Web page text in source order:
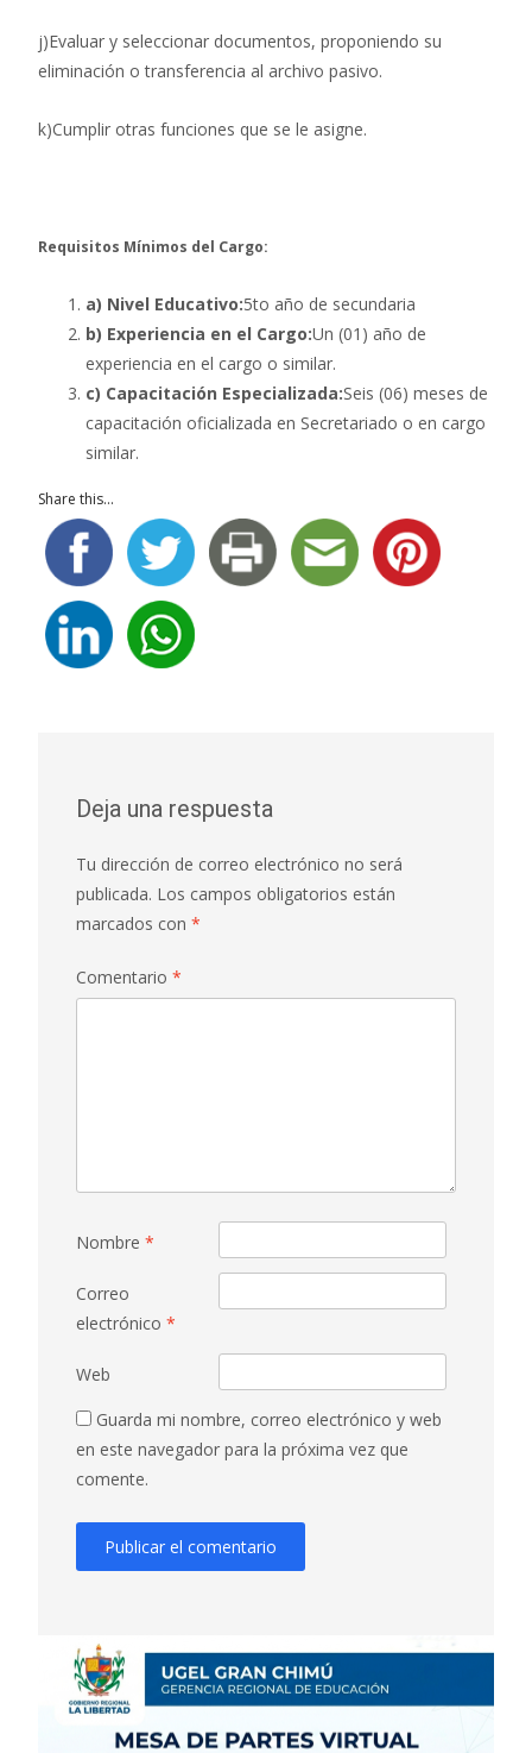
j)Evaluar y seleccionar documentos, proponiendo su
eliminación o transferencia al archivo pasivo.
k)Cumplir otras funciones que se le asigne.
Requisitos Mínimos del Cargo:
a) Nivel Educativo:5to año de secundaria
b) Experiencia en el Cargo:Un (01) año de
experiencia en el cargo o similar.
c) Capacitación Especializada:Seis (06) meses de
capacitación oficializada en Secretariado o en cargo
similar.
Share this...
Deja una respuesta
Tu dirección de correo electrónico no será
publicada. Los campos obligatorios están
marcados con *
Comentario *
Nombre *
Correo
electrónico *
Web
Guarda mi nombre, correo electrónico y web
en este navegador para la próxima vez que
comente.